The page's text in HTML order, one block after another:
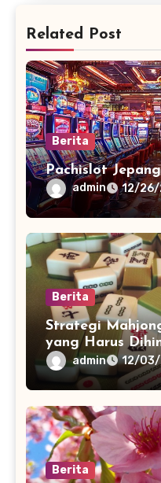
Related Post
Berita
Pachislot
admin 12/26/
Berita
Strategi
yang Harus
admin 12/
Berita